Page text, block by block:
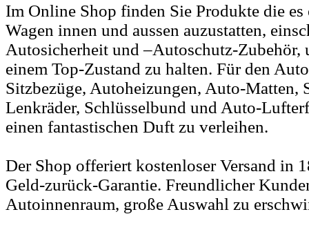
Im Online Shop finden Sie Produkte die
Wagen innen und aussen auzustatten,
Autosicherheit und –Autoschutz-
einem Top-Zustand zu halten. Für den
Sitzbezüge, Autoheizungen, Auto-Matten,
Lenkräder, Schlüsselbund und Auto-
einen fantastischen Duft zu verleihen.
Der Shop offeriert kostenloser Versand in
Geld-zurück-Garantie. Freundlicher
Autoinnenraum, große Auswahl zu